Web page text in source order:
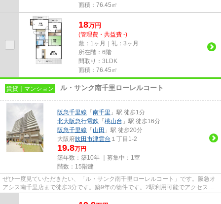
面積：76.45㎡
18万円
(管理費・共益費 -)
敷：1ヶ月｜礼：3ヶ月
所在階：6階
間取り：3LDK
面積：76.45㎡
賃貸｜マンション ル・サンク南千里ローレルコート
阪急千里線 「 南千里 」駅 徒歩1分
北大阪急行電鉄 「 桃山台 」駅 徒歩16分
阪急千里線 「 山田 」駅 徒歩20分
大阪府吹田市津雲台 １丁目1-2
19.8万円
築年数：築10年 ｜募集中： 1室
階数：15階建
ぜひ一度見ていただきたい、「ル・サンク南千里ローレルコート」です。阪急オ
アシス南千里店まで徒歩3分です。築9年の物件です。2駅利用可能でアクセスの